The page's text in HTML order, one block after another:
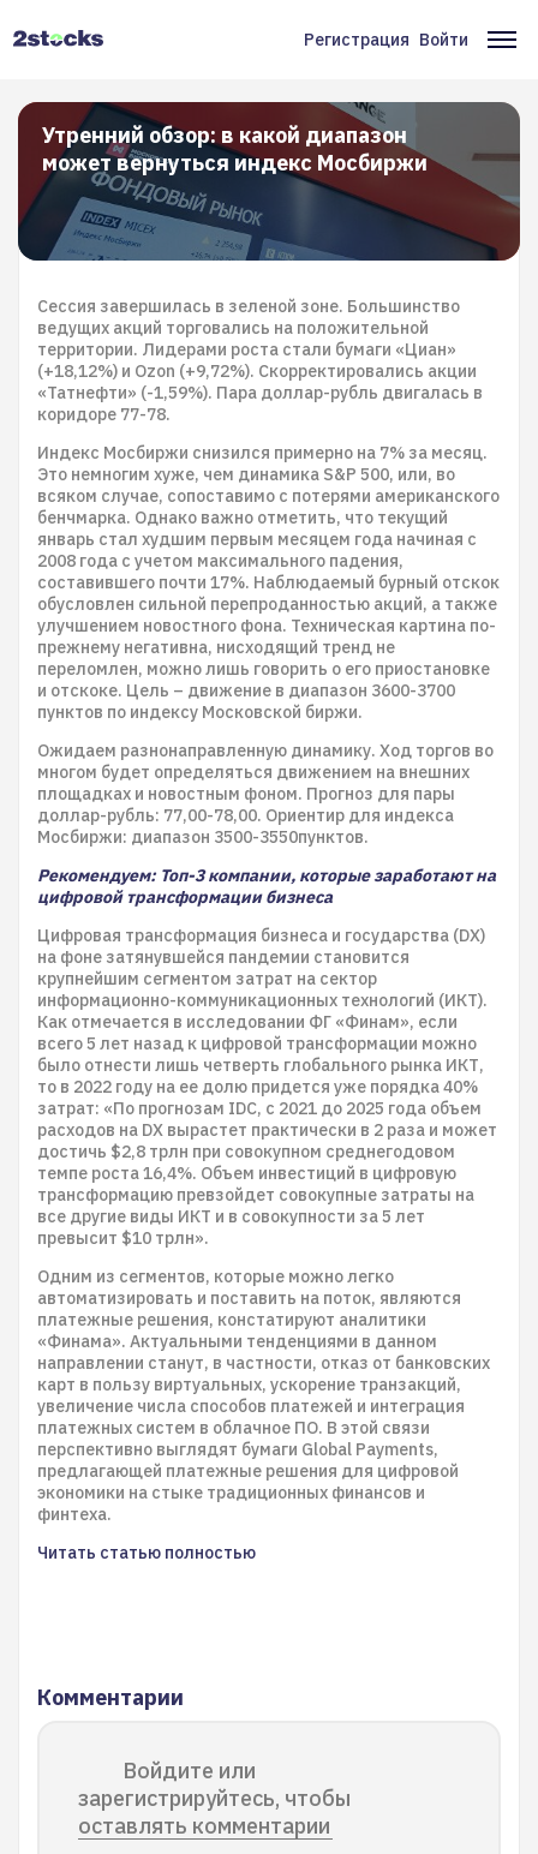
Меню
учётной
записи
пользователя
Регистрация Войти
Утренний обзор: в какой диапазон
может вернуться индекс Мосбиржи
Сессия завершилась в зеленой зоне. Большинство
ведущих акций торговались на положительной
территории. Лидерами роста стали бумаги «Циан»
(+18,12%) и Ozon (+9,72%). Скорректировались акции
«Татнефти» (-1,59%). Пара доллар-рубль двигалась в
коридоре 77-78.
Индекс Мосбиржи снизился примерно на 7% за месяц.
Это немногим хуже, чем динамика S&P 500, или, во
всяком случае, сопоставимо с потерями американского
бенчмарка. Однако важно отметить, что текущий
январь стал худшим первым месяцем года начиная с
2008 года с учетом максимального падения,
составившего почти 17%. Наблюдаемый бурный отскок
обусловлен сильной перепроданностью акций, а также
улучшением новостного фона. Техническая картина по-
прежнему негативна, нисходящий тренд не
переломлен, можно лишь говорить о его приостановке
и отскоке. Цель – движение в диапазон 3600-3700
пунктов по индексу Московской биржи.
Ожидаем разнонаправленную динамику. Ход торгов во
многом будет определяться движением на внешних
площадках и новостным фоном. Прогноз для пары
доллар-рубль: 77,00-78,00. Ориентир для индекса
Мосбиржи: диапазон 3500-3550пунктов.
Рекомендуем: Топ-3 компании, которые заработают на
цифровой трансформации бизнеса
Цифровая трансформация бизнеса и государства (DX)
на фоне затянувшейся пандемии становится
крупнейшим сегментом затрат на сектор
информационно-коммуникационных технологий (ИКТ).
Как отмечается в исследовании ФГ «Финам», если
всего 5 лет назад к цифровой трансформации можно
было отнести лишь четверть глобального рынка ИКТ,
то в 2022 году на ее долю придется уже порядка 40%
затрат: «По прогнозам IDC, с 2021 до 2025 года объем
расходов на DX вырастет практически в 2 раза и может
достичь $2,8 трлн при совокупном среднегодовом
темпе роста 16,4%. Объем инвестиций в цифровую
трансформацию превзойдет совокупные затраты на
все другие виды ИКТ и в совокупности за 5 лет
превысит $10 трлн».
Одним из сегментов, которые можно легко
автоматизировать и поставить на поток, являются
платежные решения, констатируют аналитики
«Финама». Актуальными тенденциями в данном
направлении станут, в частности, отказ от банковских
карт в пользу виртуальных, ускорение транзакций,
увеличение числа способов платежей и интеграция
платежных систем в облачное ПО. В этой связи
перспективно выглядят бумаги Global Payments,
предлагающей платежные решения для цифровой
экономики на стыке традиционных финансов и
финтеха.
Читать статью полностью
Комментарии
Войдите или
зарегистрируйтесь, чтобы
оставлять комментарии